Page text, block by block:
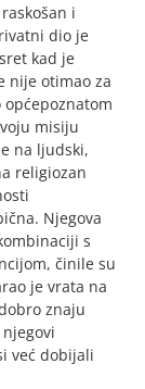
i
dio je
kad je
nije otimao za
misiju
na ljudski,
religiozan
Njegova
s
činile su
je vrata na
znaju
već dobijali